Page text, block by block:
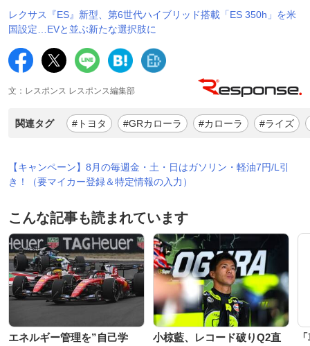
レクサス『ES』新型、第6世代ハイブリッド搭載「ES 350h」を米
国設定…EVと並ぶ新たな選択肢に
文：レスポンス レスポンス編集部
関連タグ #トヨタ #GRカローラ #カローラ #ライズ
【キャンペーン】8月の毎週金・土・日はガソリン・軽油7円/L引
き！（要マイカー登録＆特定情報の入力）
こんな記事も読まれています
エネルギー管理を”自己学
小椋藍、レコード破りQ2直